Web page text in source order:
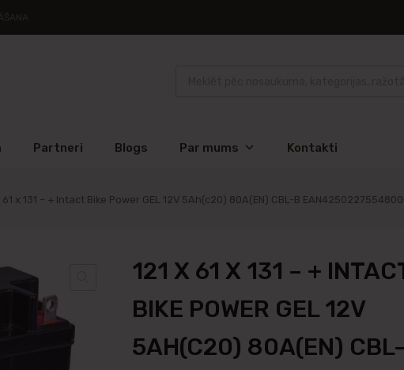
Partneri Blogs Par mums Kontakti
61 x 131 – + Intact Bike Power GEL 12V 5Ah(c20) 80A(EN) CBL-B EAN4250227554800
121 X 61 X 131 – +
BIKE POWER GEL 12V
5AH(C20) 80A(EN)